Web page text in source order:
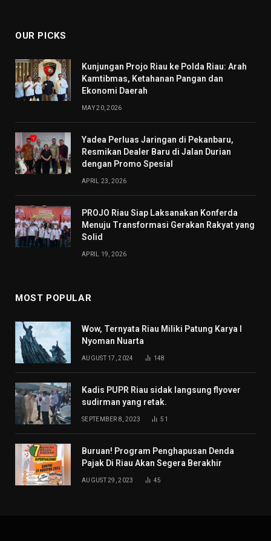
OUR PICKS
Kunjungan Projo Riau ke Polda Riau: Arah
Kamtibmas, Ketahanan Pangan dan
Ekonomi Daerah
MAY 20, 2026
Yadea Perluas Jaringan di Pekanbaru,
Resmikan Dealer Baru di Jalan Durian
dengan Promo Spesial
APRIL 23, 2026
PROJO Riau Siap Laksanakan Konferda
Menuju Transformasi Gerakan Rakyat yang
Solid
APRIL 19, 2026
MOST POPULAR
Wow, Ternyata Riau Miliki Patung Karya I
Nyoman Nuarta
AUGUST 17, 2024 148
Kadis PUPR Riau sidak langsung flyover
sudirman yang retak.
SEPTEMBER 8, 2023 51
Buruan! Program Penghapusan Denda
Pajak Di Riau Akan Segera Berakhir
AUGUST 29, 2023 45